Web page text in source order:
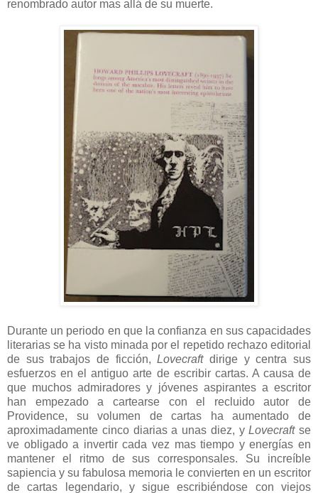
renombrado autor mas allá de su muerte.
Durante un periodo en que la confianza en sus capacidades
literarias se ha visto minada por el repetido rechazo editorial
de sus trabajos de ficción,Lovecraftdirige y centra sus
esfuerzos en el antiguo arte de escribir cartas. A causa de
que muchos admiradores y jóvenes aspirantes a escritor
han empezado a cartearse con el recluido autor de
Providence, su volumen de cartas ha aumentado de
aproximadamente cinco diarias a unas diez, yLovecraftse
ve obligado a invertir cada vez mas tiempo y energías en
mantener el ritmo de sus corresponsales. Su increíble
sapiencia y su fabulosa memoria le convierten en un escritor
de cartas legendario, y sigue escribiéndose con viejos